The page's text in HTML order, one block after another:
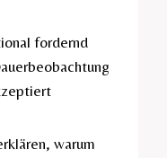
fordernd
warum